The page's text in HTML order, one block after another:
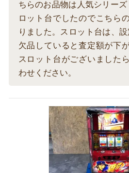
ちらのお品物は人気シリー
ロット台でしたのでこちら
りました。スロット台は、
欠品していると査定額が下
スロット台がございました
わせください。